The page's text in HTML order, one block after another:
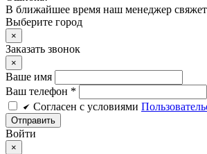
В ближайшее время наш менеджер
Выберите город
×
Заказать звонок
×
Ваше имя
Ваш телефон *
Cогласен c условиями
Войти
×